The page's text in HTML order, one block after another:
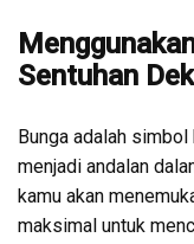
Sentuhan
Bunga adalah
menjadi andalan
kamu akan
maksimal untuk